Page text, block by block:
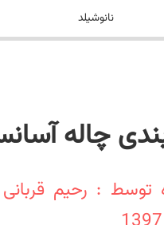
نانوشیلد
چاله
: رحیم قربانی